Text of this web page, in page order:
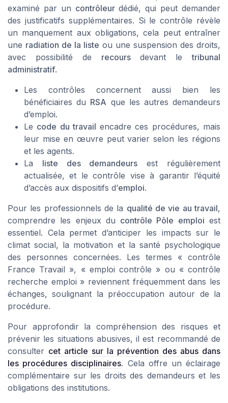
examiné par un contrôleurdédié, qui peut demander
des justificatifs supplémentaires. Si le contrôle révèle
un manquement aux obligations, cela peut entraîner
une radiation de la liste ou une suspension des droits,
avec possibilité de recoursdevant letribunal
administratif.
Les contrôles concernent aussi bien les
bénéficiaires du RSA que les autres demandeurs
d’emploi.
Le code du travail encadre ces procédures, mais
leur mise en œuvre peut varier selon les régions
et les agents.
La liste des demandeurs est régulièrement
actualisée, et le contrôle vise à garantir l’équité
d’accès aux dispositifs d’emploi.
Pour les professionnels de la qualité de vie au travail,
comprendre les enjeux du contrôle Pôle emploi est
essentiel. Cela permet d’anticiper les impacts sur le
climat social, la motivation et la santé psychologique
des personnes concernées. Les termes « contrôle
France Travail », « emploi contrôle » ou «contrôle
recherche emploi » reviennent fréquemment dans les
échanges, soulignant la préoccupation autour de la
procédure.
Pour approfondir la compréhension des risques et
prévenir les situations abusives, il est recommandé de
consulter cet article sur la prévention des abus dans
les procédures disciplinaires. Cela offre un éclairage
complémentaire sur les droits des demandeurs et les
obligations des institutions.